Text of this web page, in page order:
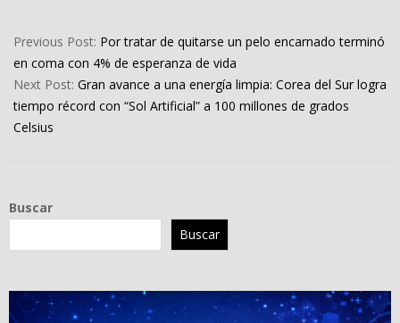
04-
01
Previous Post: Por tratar de quitarse un pelo encarnado terminó
en coma con 4% de esperanza de vida
Next Post: Gran avance a una energía limpia: Corea del Sur logra
tiempo récord con “Sol Artificial” a 100 millones de grados
Celsius
Buscar
Buscar